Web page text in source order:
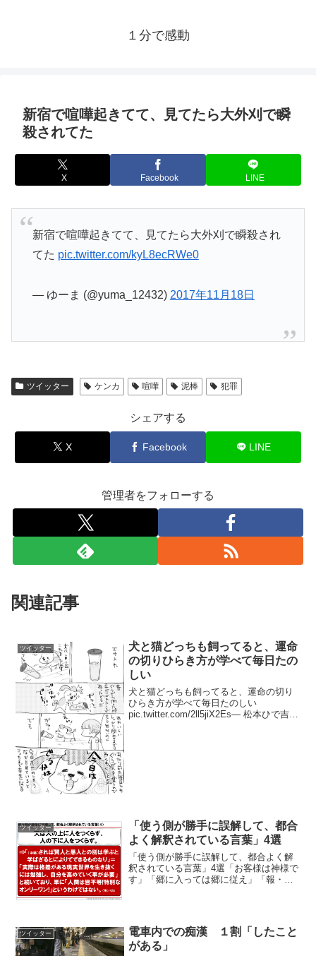
１分で感動
新宿で喧嘩起きてて、見てたら大外刈で瞬
殺されてた
X Facebook LINE
新宿で喧嘩起きてて、見てたら大外刈で瞬殺され
てた pic.twitter.com/kyL8ecRWe0
— ゆーま (@yuma_12432) 2017年11月18日
ツイッター ケンカ 喧嘩 泥棒 犯罪
シェアする
X Facebook LINE
管理者をフォローする
関連記事
ツイッター
犬と猫どっちも飼ってると、運命
の切りひらき方が学べて毎日たの
しい
犬と猫どっちも飼ってると、運命の切り
ひらき方が学べて毎日たのしい
pic.twitter.com/2ll5jiX2Es— 松本ひで吉*
ツイッター
「使う側が勝手に誤解して、都合
よく解釈されている言葉」4選
「使う側が勝手に誤解して、都合よく解
釈されている言葉」4選「お客様は神様で
す」「郷に入っては郷に従え」「報・
企業アナ...
ツイッター
電車内での痴漢 １割「したこと
がある」